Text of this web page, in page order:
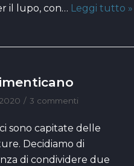
il lupo, con… Leggi tutto »
3 commenti
sono capitate delle
Decidiamo di
di condividere due